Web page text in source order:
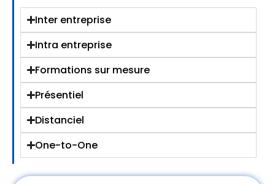
Inter entreprise
Intra entreprise
Formations sur mesure
Présentiel
Distanciel
One-to-One